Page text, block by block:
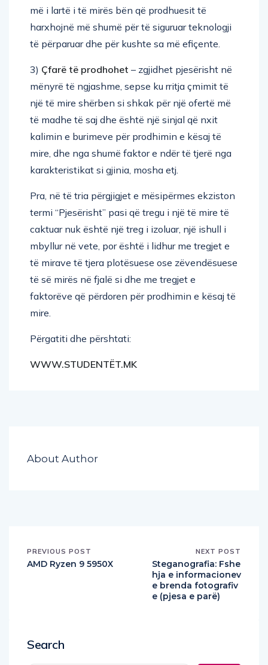
më i lartë i të mirës bën që prodhuesit të
harxhojnë më shumë për të siguruar teknologji
të përparuar dhe për kushte sa më efiçente.
3) Çfarë të prodhohet – zgjidhet pjesërisht në
mënyrë të ngjashme, sepse ku rritja çmimit të
një të mire shërben si shkak për një ofertë më
të madhe të saj dhe është një sinjal që nxit
kalimin e burimeve për prodhimin e kësaj të
mire, dhe nga shumë faktor e ndër të tjerë nga
karakteristikat si gjinia, mosha etj.
Pra, në të tria përgjigjet e mësipërmes ekziston
termi “Pjesërisht” pasi që tregu i një të mire të
caktuar nuk është një treg i izoluar, një ishull i
mbyllur në vete, por është i lidhur me tregjet e
të mirave të tjera plotësuese ose zëvendësuese
të së mirës në fjalë si dhe me tregjet e
faktorëve që përdoren për prodhimin e kësaj të
mire.
Përgatiti dhe përshtati:
WWW.STUDENTËT.MK
About Author
PREVIOUS POST
AMD Ryzen 9 5950X
NEXT POST
Steganografia: Fshe
hja e informacionev
e brenda fotografiv
e (pjesa e parë)
Search